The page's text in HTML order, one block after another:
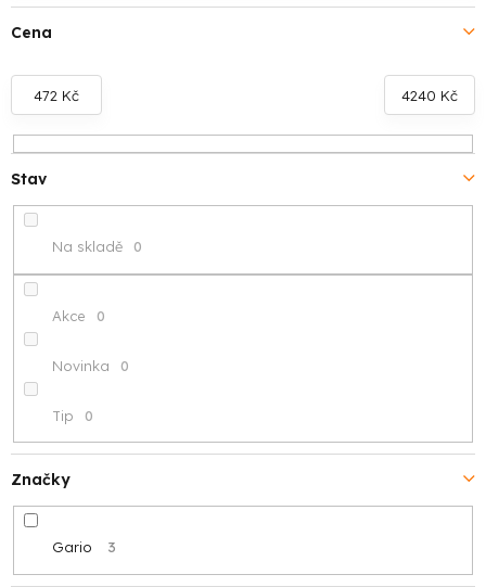
í
p
r
o
d
u
k
Cena
472 Kč 4240 Kč
Stav
Na skladě 0
Akce 0
Novinka 0
Tip 0
Značky
Gario 3